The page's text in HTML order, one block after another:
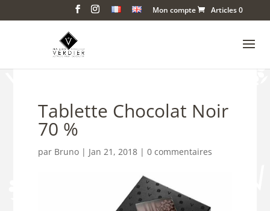
Mon compte Articles 0
Tablette Chocolat Noir
70 %
par Bruno| Jan 21, 2018| 0 commentaires